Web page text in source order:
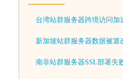
台湾站群服务器跨境访问加
新加坡站群服务器数据被篡
南非站群服务器SSL部署失